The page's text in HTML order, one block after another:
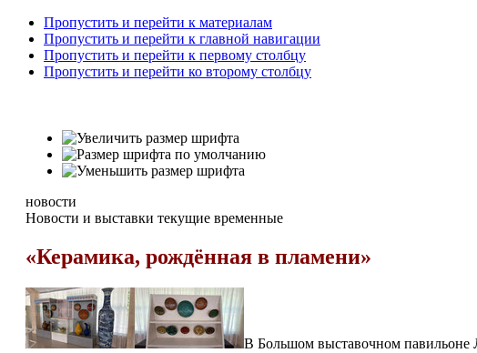
Пропустить и перейти к материалам
Пропустить и перейти к главной навигации
Пропустить и перейти к первому столбцу
Пропустить и перейти ко второму столбцу
новости
Новости и выставки текущие временные
«Керамика, рождённая в пламени»
В Большом выставочном павильоне